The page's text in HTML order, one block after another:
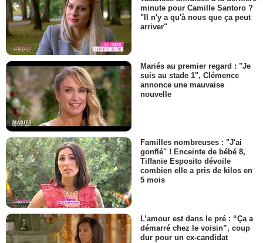
minute pour Camille Santoro ?
"Il n'y a qu'à nous que ça peut
arriver"
Mariés au premier regard : "Je
suis au stade 1", Clémence
annonce une mauvaise
nouvelle
Familles nombreuses : "J'ai
gonflé" ! Enceinte de bébé 8,
Tiffanie Esposito dévoile
combien elle a pris de kilos en
5 mois
L’amour est dans le pré : “Ça a
démarré chez le voisin”, coup
dur pour un ex-candidat